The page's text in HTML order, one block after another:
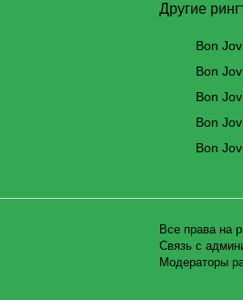
Другие
Bon
Bon
Bon
Bon
Bon
Все права на
Связь с
Модераторы